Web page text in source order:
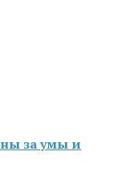
за умы и